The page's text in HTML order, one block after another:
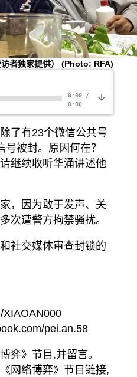
访者独家提供）(Photo: RFA)
0:00/
0:00
了有23个微信公共号
被封。原因何在？
继续收听华涌讲述他
，因为敢于发声、关
次遭警方拘禁骚扰。
社交媒体审查封锁的
XIAOAN000
pei.an.58
弈》节目,并留言。
网络博弈》节目链接,